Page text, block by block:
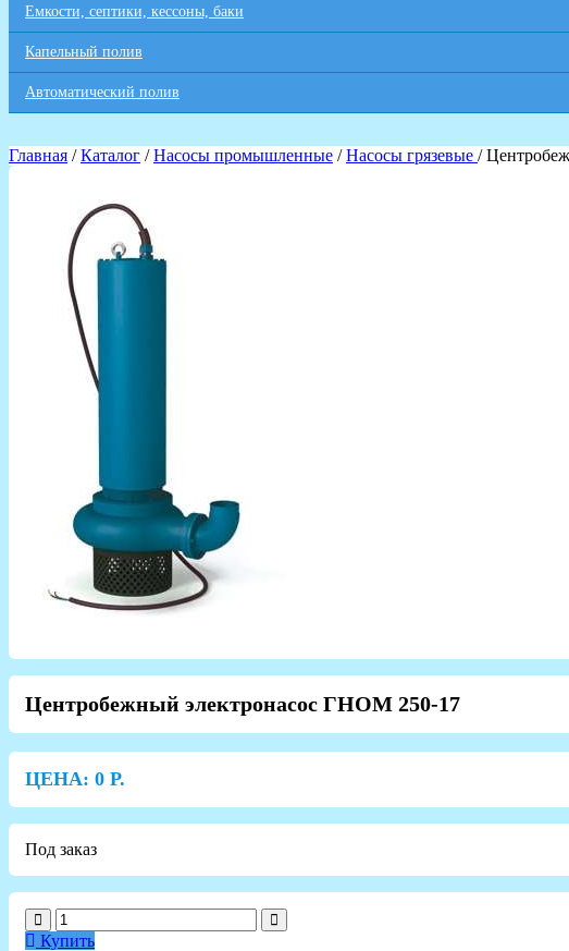
Емкости, септики, кессоны, баки
Капельный полив
Автоматический полив
Главная /Каталог /Насосы промышленные /Насосы грязевые /
Центробежный электронасос ГНОМ 250-17
ЦЕНА: 0 Р.
Под заказ
Купить